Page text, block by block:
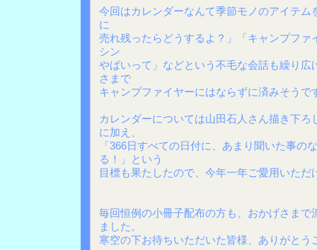
今回はカレンダーなんて季節モノのアイテム
に
売れ残ったらどうするよ？」「キャンプファ
シン
やばいって」などという不毛な会話も繰り広
さまで
キャンプファイヤーにはならずに済みそうで
カレンダーについては山田石人さん描き下
に加え、
「366日すべての日付に、あまり聞いた事の
る！」という
目標も果たしたので、今年一年ご愛用いただ
毎回恒例の小冊子配布の方も、おかげさまで
ました。
寒空の下お待ちいただいた皆様、ありがとう